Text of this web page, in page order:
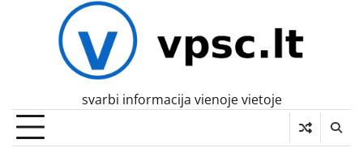
svarbi informacija vienoje vietoje